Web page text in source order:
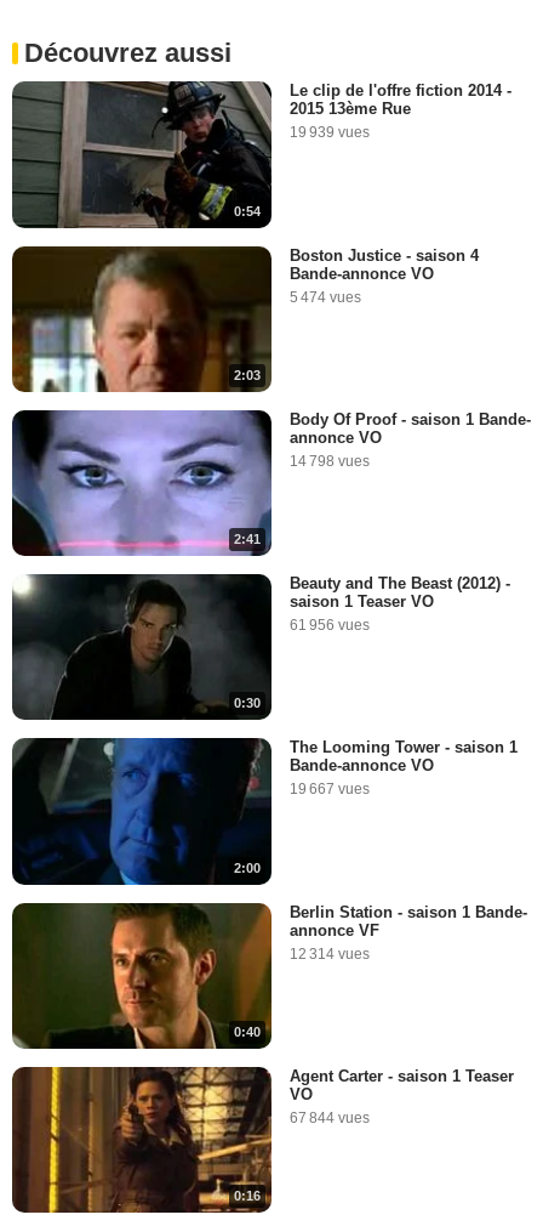
Découvrez aussi
0:54
Le clip de l'offre fiction 2014 -
2015 13ème Rue
19 939 vues
2:03
Boston Justice - saison 4
Bande-annonce VO
5 474 vues
2:41
Body Of Proof - saison 1 Bande-
annonce VO
14 798 vues
0:30
Beauty and The Beast (2012) -
saison 1 Teaser VO
61 956 vues
2:00
The Looming Tower - saison 1
Bande-annonce VO
19 667 vues
0:40
Berlin Station - saison 1 Bande-
annonce VF
12 314 vues
0:16
Agent Carter - saison 1 Teaser
VO
67 844 vues